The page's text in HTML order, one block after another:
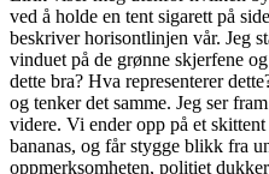
ved å holde en tent sigarett på
beskriver horisontlinjen vår. Jeg
vinduet på de grønne skjerfene
dette bra? Hva representerer
og tenker det samme. Jeg ser
videre. Vi ender opp på et
bananas, og får stygge blikk fra
oppmerksomheten, politiet